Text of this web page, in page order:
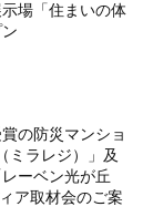
場「住まいの体
の防災マンショ
ミラレジ）」及
ーベン光が丘
ア取材会のご案